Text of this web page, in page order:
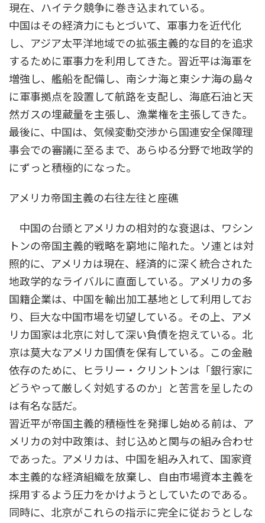
現在、ハイテク競争に巻き込まれている。
中国はその経済力にもとづいて、軍事力を近代化
し、アジア太平洋地域での拡張主義的な目的を追求
するために軍事力を利用してきた。習近平は海軍を
増強し、艦船を配備し、南シナ海と東シナ海の島々
に軍事拠点を設置して航路を支配し、海底石油と天
然ガスの埋蔵量を主張し、漁業権を主張してきた。
最後に、中国は、気候変動交渉から国連安全保障理
事会での審議に至るまで、あらゆる分野で地政学的
にずっと積極的になった。
アメリカ帝国主義の右往左往と座礁
中国の台頭とアメリカの相対的な衰退は、ワシン
トンの帝国主義的戦略を窮地に陥れた。ソ連とは対
照的に、アメリカは現在、経済的に深く統合された
地政学的なライバルに直面している。アメリカの多
国籍企業は、中国を輸出加工基地として利用してお
り、巨大な中国市場を切望している。その上、アメ
リカ国家は北京に対して深い負債を抱えている。北
京は莫大なアメリカ国債を保有している。この金融
依存のために、ヒラリー・クリントンは「銀行家に
どうやって厳しく対処するのか」と苦言を呈したの
は有名な話だ。
習近平が帝国主義的積極性を発揮し始める前は、ア
メリカの対中政策は、封じ込めと関与の組み合わせ
であった。アメリカは、中国を組み入れて、国家資
本主義的な経済組織を放棄し、自由市場資本主義を
採用するよう圧力をかけようとしていたのである。
同時に、北京がこれらの指示に完全に従おうとしな